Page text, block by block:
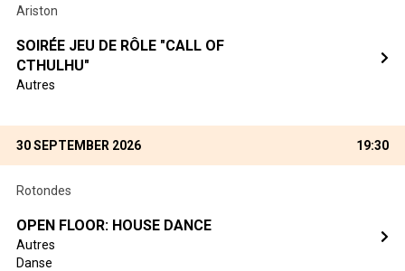
Ariston
SOIRÉE JEU DE RÔLE "CALL OF
CTHULHU"
Autres
30 SEPTEMBER 2026 19:30
Rotondes
OPEN FLOOR: HOUSE DANCE
Autres
Danse